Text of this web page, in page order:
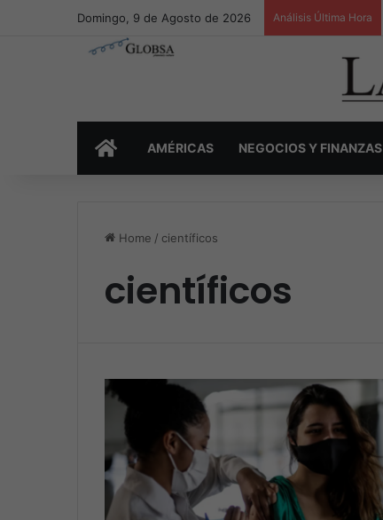
Domingo, 9 de Agosto de 2026 Análisis Última Hora
INICIOAMÉRICAS NEGOCIOS Y FINANZAS
Home / científicos
científicos